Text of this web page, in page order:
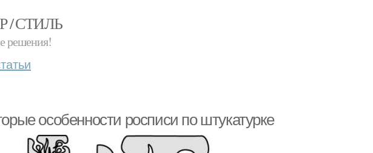
/ СТИЛЬ
решения!
особенности росписи по штукатурке